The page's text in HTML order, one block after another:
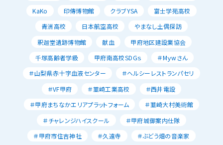
KaKo
印傳博物館 クラブYSA
富士学苑高校
青洲高校
日本航空高校
やまなし土偶探訪
釈迦堂遺跡博物館
献血
甲府地区建設業協会
千塚高齢者学級
甲府南高校SDGｓ
＃Mｙwさん
＃山梨県赤十字血液センター
＃ヘルシーレストランパセリ
＃VF甲府
＃韮崎工業高校
＃西井電設
＃甲府まちなかエリアプラットフォーム
＃韮崎大村美術館
＃チャレンジハイスクール
＃甲府城御案内仕隊
＃甲府市住吉神社
＃久遠寺
＃ぶどう畑の音楽家